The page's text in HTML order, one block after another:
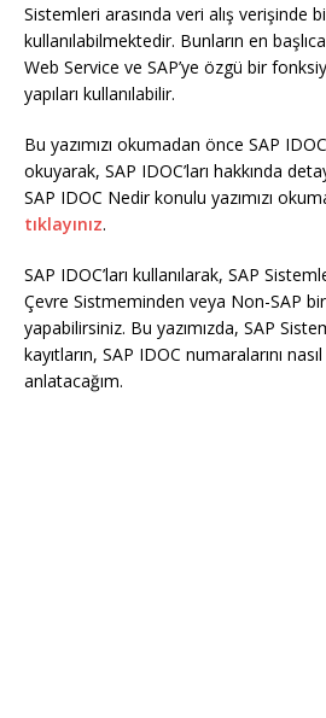
Sistemleri arasında veri alış verişinde
kullanılabilmektedir. Bunların en
Web Service ve SAP’ye özgü bir
yapıları kullanılabilir.
Bu yazımızı okumadan önce SAP
okuyarak, SAP IDOC’ları hakkında
SAP IDOC Nedir konulu yazımızı
tıklayınız.
SAP IDOC’ları kullanılarak, SAP
Çevre Sistmeminden veya Non-SAP
yapabilirsiniz. Bu yazımızda, SAP
kayıtların, SAP IDOC numaralarını
anlatacağım.